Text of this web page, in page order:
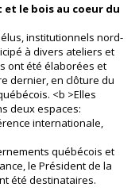
le bois au coeur du
institutionnels nord-
à divers ateliers et
ont été élaborées et
dernier, en clôture du
<b >Elles
deux espaces:
internationale,
québécois et
le Président de la
été destinataires.